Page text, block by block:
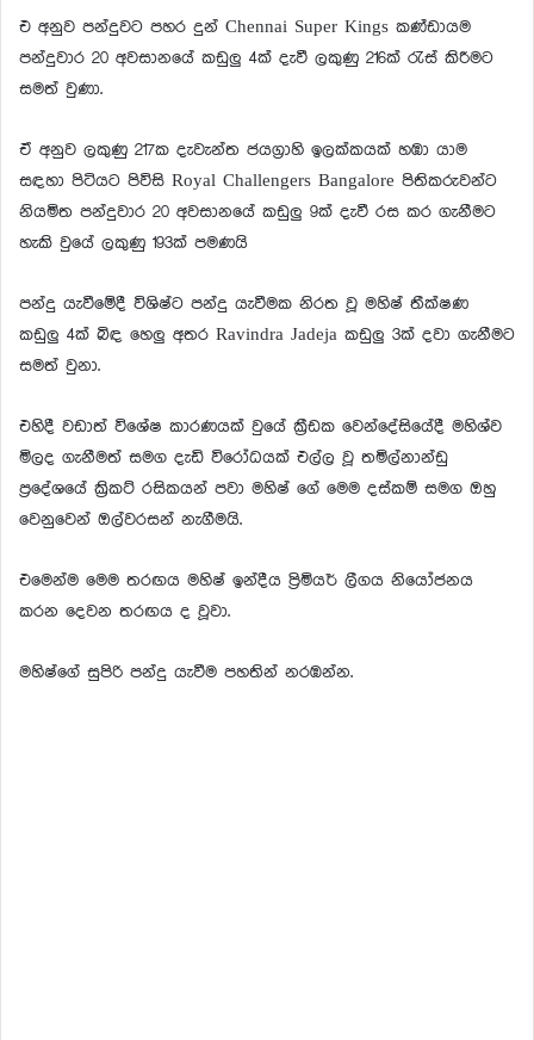
එ අනුව පන්දුවට පහර දුන් Chennai Super Kings කණ්ඩායම
පන්දුවාර 20 අවසානයේ කඩුලු 4ක් දැවී ලකුණු 216ක් රැස් කිරීමට
සමත් වුණා.
ඒ අනුව ලකුණු 217ක දැවැන්ත ජයග්‍රාහි ඉලක්කයක් හඹා යාම
සඳහා පිටියට පිවිසි Royal Challengers Bangalore පිතිකරුවන්ට
නියමිත පන්දුවාර 20 අවසානයේ කඩුලු 9ක් දැවී රස කර ගැනීමට
හැකි වුයේ ලකුණු 193ක් පමණයි
පන්දු යැවීමේදී විශිෂ්ට පන්දු යැවීමක නිරත වූ මහිෂ් තීක්ෂණ
කඩුලු 4ක් බිඳ හෙලු අතර Ravindra Jadeja කඩුලු 3ක් දවා ගැනීමට
සමත් වුනා.
එහිදී වඩාත් විශේෂ කාරණයක් වුයේ ක්‍රීඩක වෙන්දේසියේදී මහිශ්ව
මිලද ගැනීමත් සමග දැඩි විරෝධයක් එල්ල වූ තමිල්නාන්ඩු
ප්‍රදේශයේ ක්‍රිකට් රසිකයන් පවා මහිෂ් ගේ මෙම දස්කම් සමග ඔහු
වෙනුවෙන් ඔල්වරසන් නැගීමයි.
එමෙන්ම මෙම තරඟය මහිෂ් ඉන්දීය ප්‍රිමියර් ලීගය නියෝජනය
කරන දෙවන තරඟය ද වූවා.
මහිෂ්ගේ සුපිරි පන්දු යැවීම පහතින් නරඹන්න.